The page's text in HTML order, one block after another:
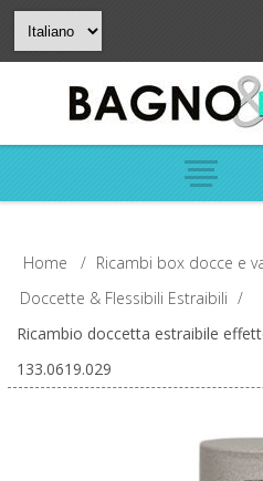
Home / Ricambi box docce e
Doccette & Flessibili Estraibili /
Ricambio doccetta estraibile
133.0619.029